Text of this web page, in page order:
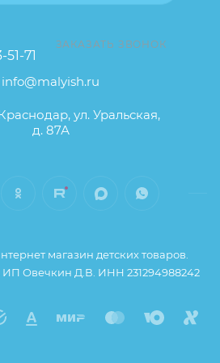
51-71
ЗАКАЗАТЬ ЗВОНОК
info@malyish.ru
ул. Уральская,
д. 87А
магазин детских товаров.
Овечкин Д.В. ИНН 231294988242